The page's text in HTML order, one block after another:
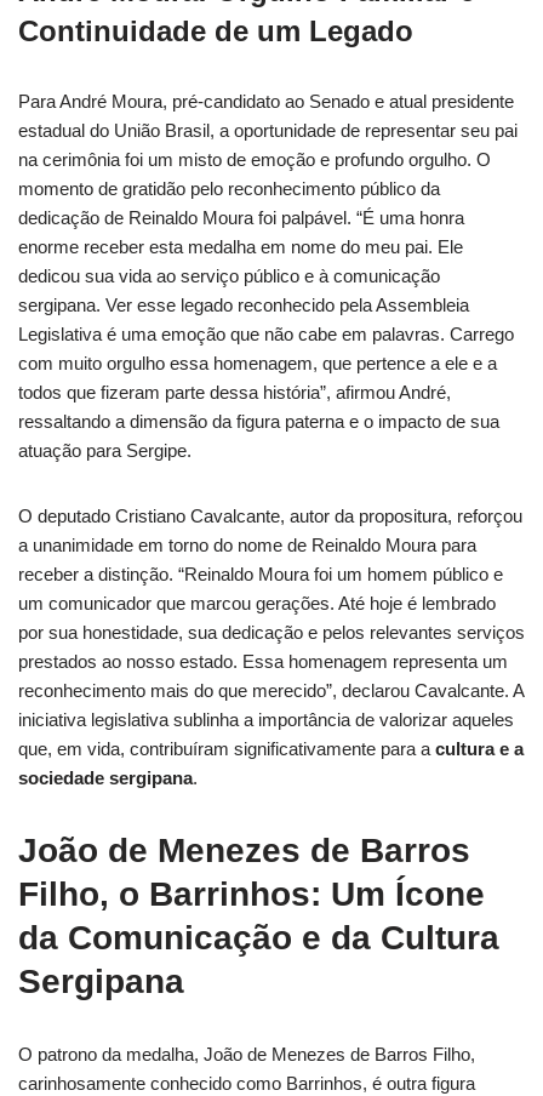
Continuidade de um Legado
Para André Moura, pré-candidato ao Senado e atual presidente
estadual do União Brasil, a oportunidade de representar seu pai
na cerimônia foi um misto de emoção e profundo orgulho. O
momento de gratidão pelo reconhecimento público da
dedicação de Reinaldo Moura foi palpável. “É uma honra
enorme receber esta medalha em nome do meu pai. Ele
dedicou sua vida ao serviço público e à comunicação
sergipana. Ver esse legado reconhecido pela Assembleia
Legislativa é uma emoção que não cabe em palavras. Carrego
com muito orgulho essa homenagem, que pertence a ele e a
todos que fizeram parte dessa história”, afirmou André,
ressaltando a dimensão da figura paterna e o impacto de sua
atuação para Sergipe.
O deputado Cristiano Cavalcante, autor da propositura, reforçou
a unanimidade em torno do nome de Reinaldo Moura para
receber a distinção. “Reinaldo Moura foi um homem público e
um comunicador que marcou gerações. Até hoje é lembrado
por sua honestidade, sua dedicação e pelos relevantes serviços
prestados ao nosso estado. Essa homenagem representa um
reconhecimento mais do que merecido”, declarou Cavalcante. A
iniciativa legislativa sublinha a importância de valorizar aqueles
que, em vida, contribuíram significativamente para a cultura e a
sociedade sergipana.
João de Menezes de Barros
Filho, o Barrinhos: Um Ícone
da Comunicação e da Cultura
Sergipana
O patrono da medalha, João de Menezes de Barros Filho,
carinhosamente conhecido como Barrinhos, é outra figura